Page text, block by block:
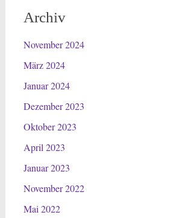
Archiv
November 2024
März 2024
Januar 2024
Dezember 2023
Oktober 2023
April 2023
Januar 2023
November 2022
Mai 2022